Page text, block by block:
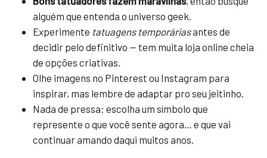
alguém que entenda o universo geek.
Experimente tatuagens temporáriasantes de
decidir pelo definitivo — tem muita loja online cheia
de opções criativas.
Olhe imagens no Pinterest ou Instagram para
inspirar, mas lembre de adaptar pro seu jeitinho.
Nada de pressa: escolha um símbolo que
represente o que você sente agora… e que vai
continuar amando daqui muitos anos.